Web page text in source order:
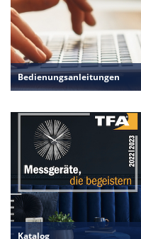
Bedienungsanleitungen
Katalog